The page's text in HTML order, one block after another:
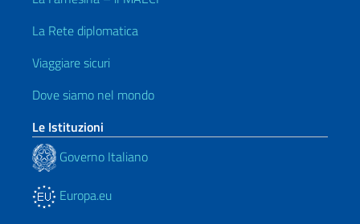
La Rete diplomatica
Viaggiare sicuri
Dove siamo nel mondo
Le Istituzioni
Governo Italiano
Europa.eu